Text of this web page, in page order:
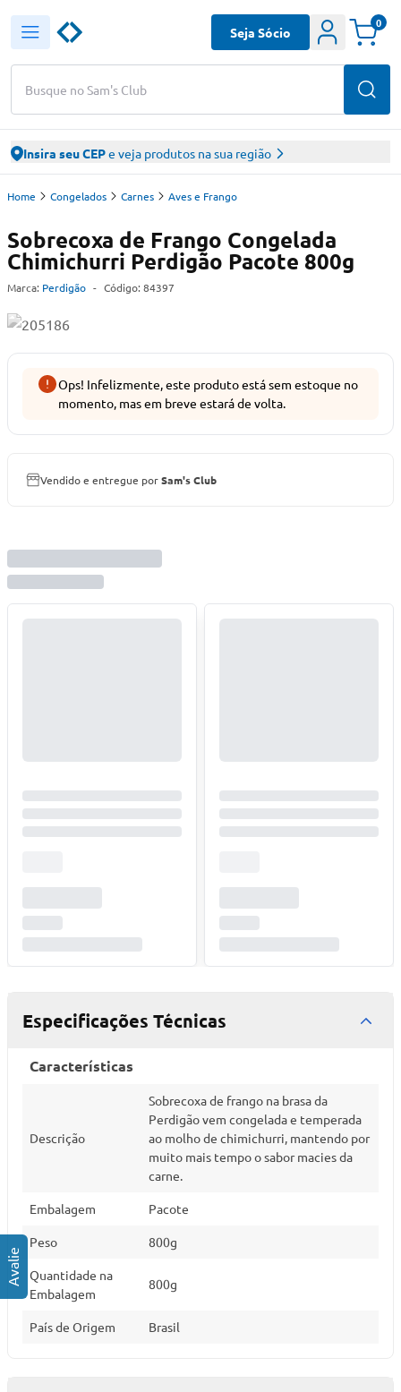
Busque no Sam's Club
Seja Sócio
0
Insira seu CEPe veja produtos na sua região
Home Congelados Carnes Aves e Frango
Sobrecoxa de Frango Congelada
Chimichurri Perdigão Pacote 800g
Marca: Perdigão - Código: 84397
Ops! Infelizmente, este produto está sem estoque no
momento, mas em breve estará de volta.
Vendido e entregue porSam's Club
Especificações Técnicas
Características
Descrição
Sobrecoxa de frango na brasa da
Perdigão vem congelada e temperada
ao molho de chimichurri, mantendo por
muito mais tempo o sabor macies da
carne.
Embalagem Pacote
Peso 800g
Quantidade na
Embalagem
800g
País de Origem Brasil